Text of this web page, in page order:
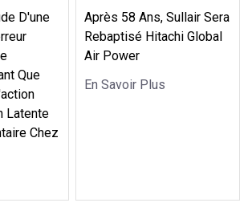
D'une
Que
Latente
Chez
Après 58 Ans, Sullair Sera
Rebaptisé Hitachi Global
Air Power
En Savoir Plus